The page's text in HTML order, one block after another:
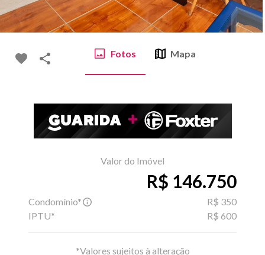
Fotos Mapa
Valor do Imóvel
R$ 146.750
Condomínio*
R$ 350
IPTU*
R$ 600
*Valores sujeitos à alteração